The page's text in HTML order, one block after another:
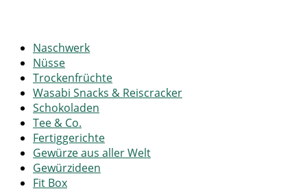
Naschwerk
Nüsse
Trockenfrüchte
Wasabi Snacks & Reiscracker
Schokoladen
Tee & Co.
Fertiggerichte
Gewürze aus aller Welt
Gewürzideen
Fit Box